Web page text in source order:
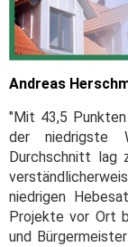
Andreas
"Mit 43,5
der niedrigste
Durchschnitt lag
niedrigen
Projekte vor Ort
und